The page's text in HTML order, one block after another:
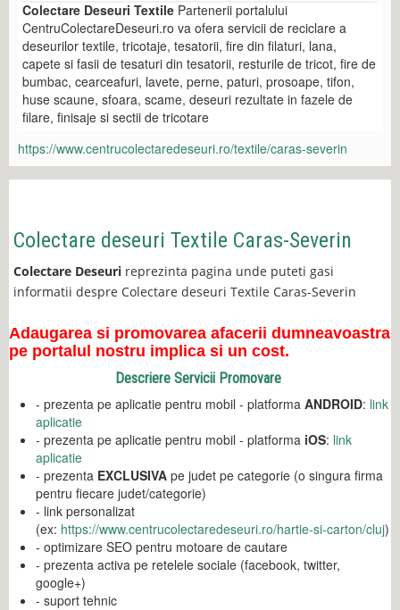
Colectare Deseuri Textile Partenerii portalului
CentruColectareDeseuri.ro va ofera servicii de reciclare a
deseurilor textile, tricotaje, tesatorii, fire din filaturi, lana,
capete si fasii de tesaturi din tesatorii, resturile de tricot, fire de
bumbac, cearceafuri, lavete, perne, paturi, prosoape, tifon,
huse scaune, sfoara, scame, deseuri rezultate in fazele de
filare, finisaje si sectii de tricotare
https://www.centrucolectaredeseuri.ro/textile/caras-severin
Colectare deseuri Textile Caras-Severin
Colectare Deseuri reprezinta pagina unde puteti gasi
informatii despre Colectare deseuri Textile Caras-Severin
Adaugarea si promovarea afacerii dumneavoastra
pe portalul nostru implica si un cost.
Descriere Servicii Promovare
- prezenta pe aplicatie pentru mobil - platforma ANDROID: link
aplicatie
- prezenta pe aplicatie pentru mobil - platforma iOS: link
aplicatie
- prezenta EXCLUSIVA pe judet pe categorie (o singura firma
pentru fiecare judet/categorie)
- link personalizat
(ex: https://www.centrucolectaredeseuri.ro/hartie-si-carton/cluj)
- optimizare SEO pentru motoare de cautare
- prezenta activa pe retelele sociale (facebook, twitter,
google+)
- suport tehnic